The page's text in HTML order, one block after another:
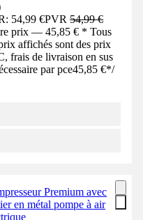
54,99 €PVR54,99 €
prix — 45,85 € * Tous
affichés sont des prix
frais de livraison en sus
par pce45,85 €*/
Premium avec
en métal pompe à air